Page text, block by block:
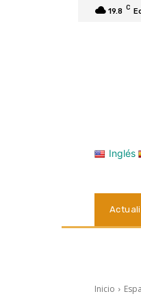
19.8 C
Inglés
Inicio